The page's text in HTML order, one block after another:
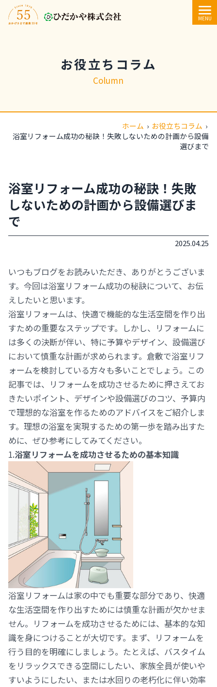
内容をスキップ
MENU
お役立ちコラム
Column
ホーム › お役立ちコラム ›
浴室リフォーム成功の秘訣！失敗しないための計画から設備
選びまで
浴室リフォーム成功の秘訣！失敗
しないための計画から設備選びま
で
2025.04.25
いつもブログをお読みいただき、ありがとうございま
す。今回は浴室リフォーム成功の秘訣について、お伝
えしたいと思います。
浴室リフォームは、快適で機能的な生活空間を作り出
すための重要なステップです。しかし、リフォームに
は多くの決断が伴い、特に予算やデザイン、設備選び
において慎重な計画が求められます。倉敷で浴室リフ
ォームを検討している方々も多いことでしょう。この
記事では、リフォームを成功させるために押さえてお
きたいポイント、デザインや設備選びのコツ、予算内
で理想的な浴室を作るためのアドバイスをご紹介しま
す。理想の浴室を実現するための第一歩を踏み出すた
めに、ぜひ参考にしてみてください。
1.浴室リフォームを成功させるための基本知識
浴室リフォームは家の中でも重要な部分であり、快適
な生活空間を作り出すためには慎重な計画が欠かせま
せん。リフォームを成功させるためには、基本的な知
識を身につけることが大切です。まず、リフォームを
行う目的を明確にしましょう。たとえば、バスタイム
をリラックスできる空間にしたい、家族全員が使いや
すいようにしたい、または水回りの老朽化に伴い効率